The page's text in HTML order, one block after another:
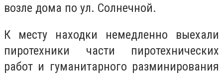
возле дома по ул. Солнечной.
К месту находки немедленно выехали
пиротехники части пиротехнических
работ и гуманитарного разминирования